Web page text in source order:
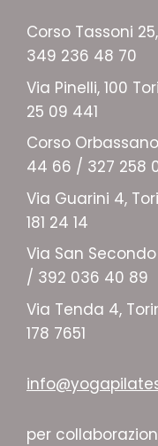
Corso Tassoni
349 236 48 70
Via Pinelli, 100
25 09 441
Corso Orbassano
44 66 / 327 258
Via Guarini 4,
181 24 14
Via San Secondo
/ 392 036 40 89
Via Tenda 4,
178 7651
per